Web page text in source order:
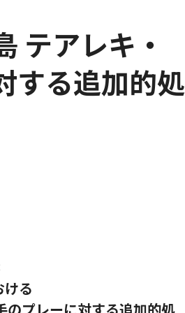
テアレキ・
する追加的処
る